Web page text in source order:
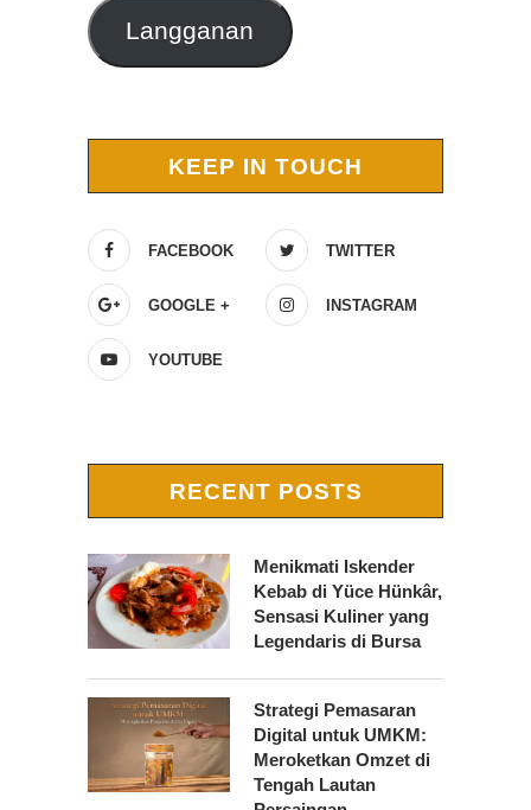
Langganan
KEEP IN TOUCH
FACEBOOK TWITTER
GOOGLE + INSTAGRAM
YOUTUBE
RECENT POSTS
Menikmati Iskender
Kebab di Yüce Hünkâr,
Sensasi Kuliner yang
Legendaris di Bursa
Strategi Pemasaran
Digital untuk UMKM:
Meroketkan Omzet di
Tengah Lautan